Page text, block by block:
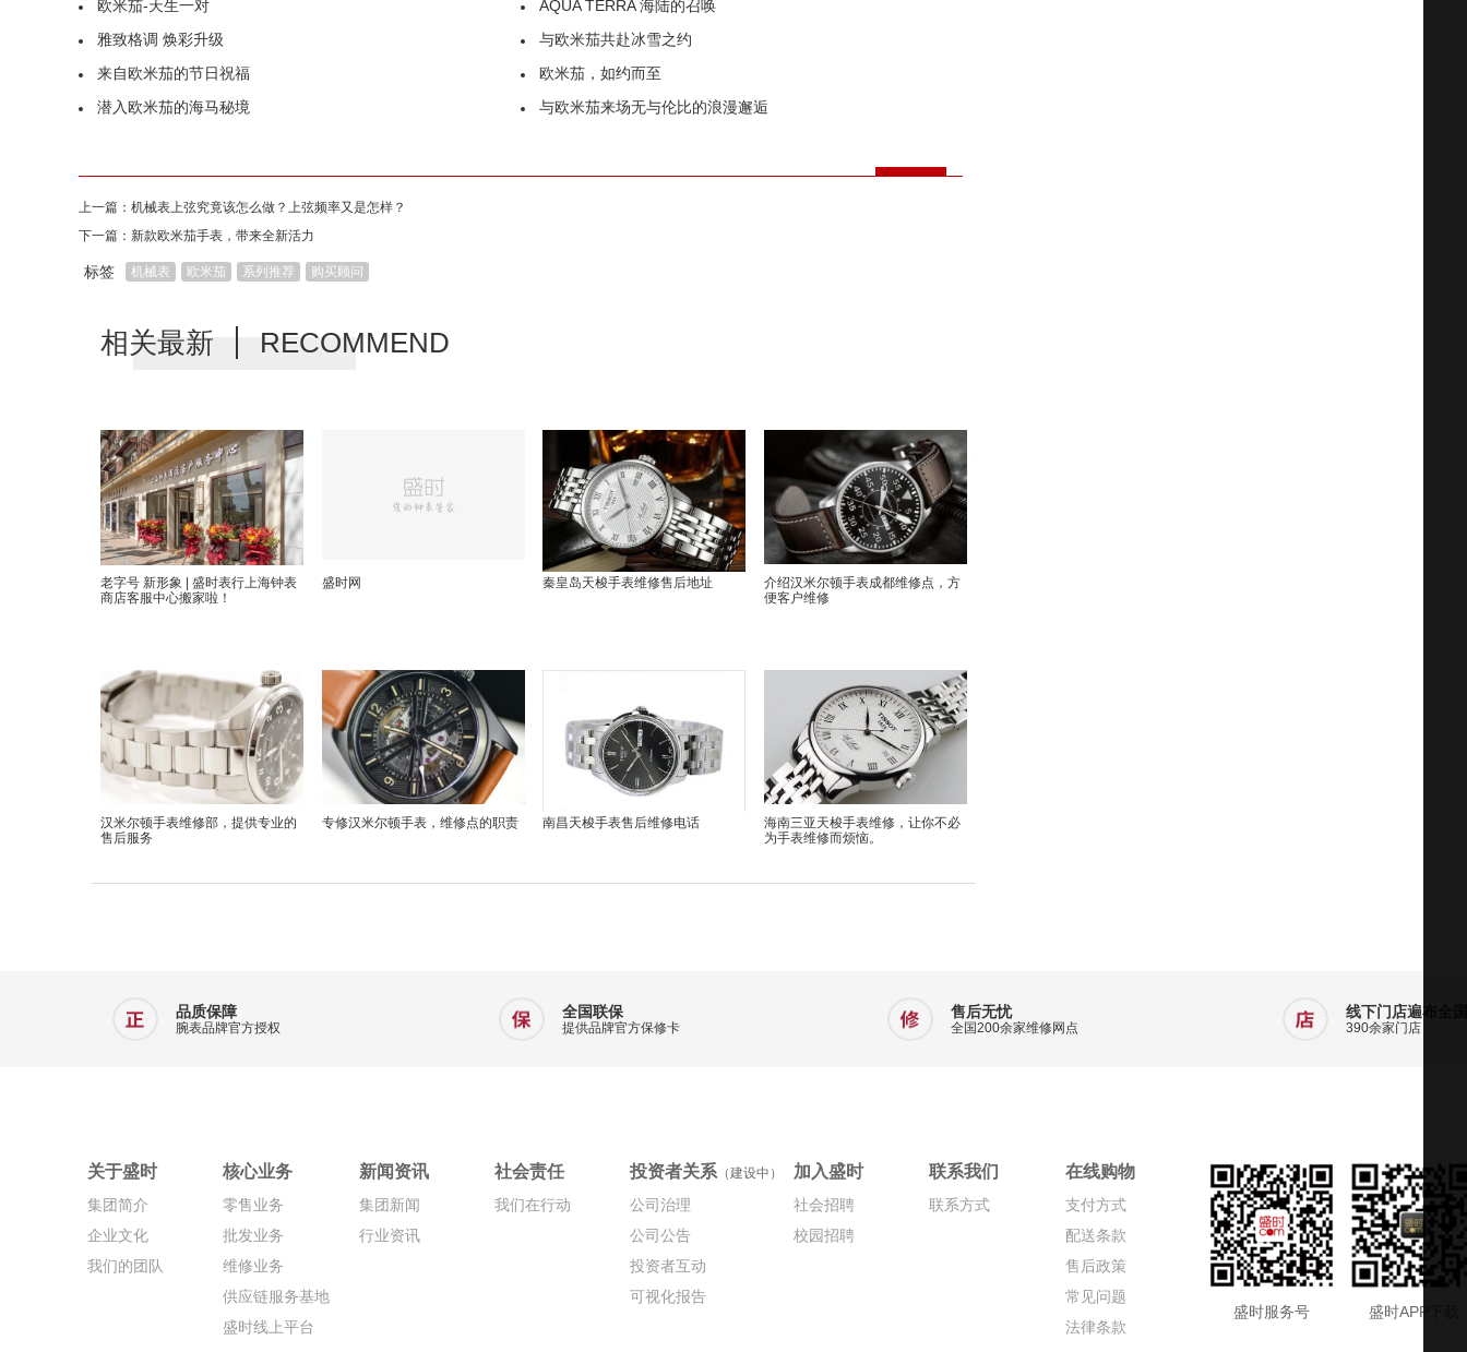
欧米茄-天生一对
AQUA TERRA 海陆的召唤
雅致格调 焕彩升级
与欧米茄共赴冰雪之约
来自欧米茄的节日祝福
欧米茄，如约而至
潜入欧米茄的海马秘境
与欧米茄来场无与伦比的浪漫邂逅
上一篇： 机械表上弦究竟该怎么做？上弦频率又是怎样？
下一篇： 新款欧米茄手表，带来全新活力
标签 机械表 欧米茄 系列推荐 购买顾问
相关最新 RECOMMEND
老字号 新形象 | 盛时表行上海钟表
商店客服中心搬家啦！
盛时网 秦皇岛天梭手表维修售后地址
介绍汉米尔顿手表成都维修点，方
便客户维修
汉米尔顿手表维修部，提供专业的
售后服务
专修汉米尔顿手表，维修点的职责 南昌天梭手表售后维修电话
海南三亚天梭手表维修，让你不必
为手表维修而烦恼。
品质保障
腕表品牌官方授权
全国联保
提供品牌官方保修卡
售后无忧
全国200余家维修网点
线下门店遍布全国
390余家门店
关于盛时
集团简介
企业文化
我们的团队
核心业务
零售业务
批发业务
维修业务
供应链服务基地
盛时线上平台
新闻资讯
集团新闻
行业资讯
社会责任
我们在行动
投资者关系（建设中）
公司治理
公司公告
投资者互动
可视化报告
加入盛时
社会招聘
校园招聘
联系我们
联系方式
在线购物
支付方式
配送条款
售后政策
常见问题
法律条款
盛时服务号 盛时APP下载